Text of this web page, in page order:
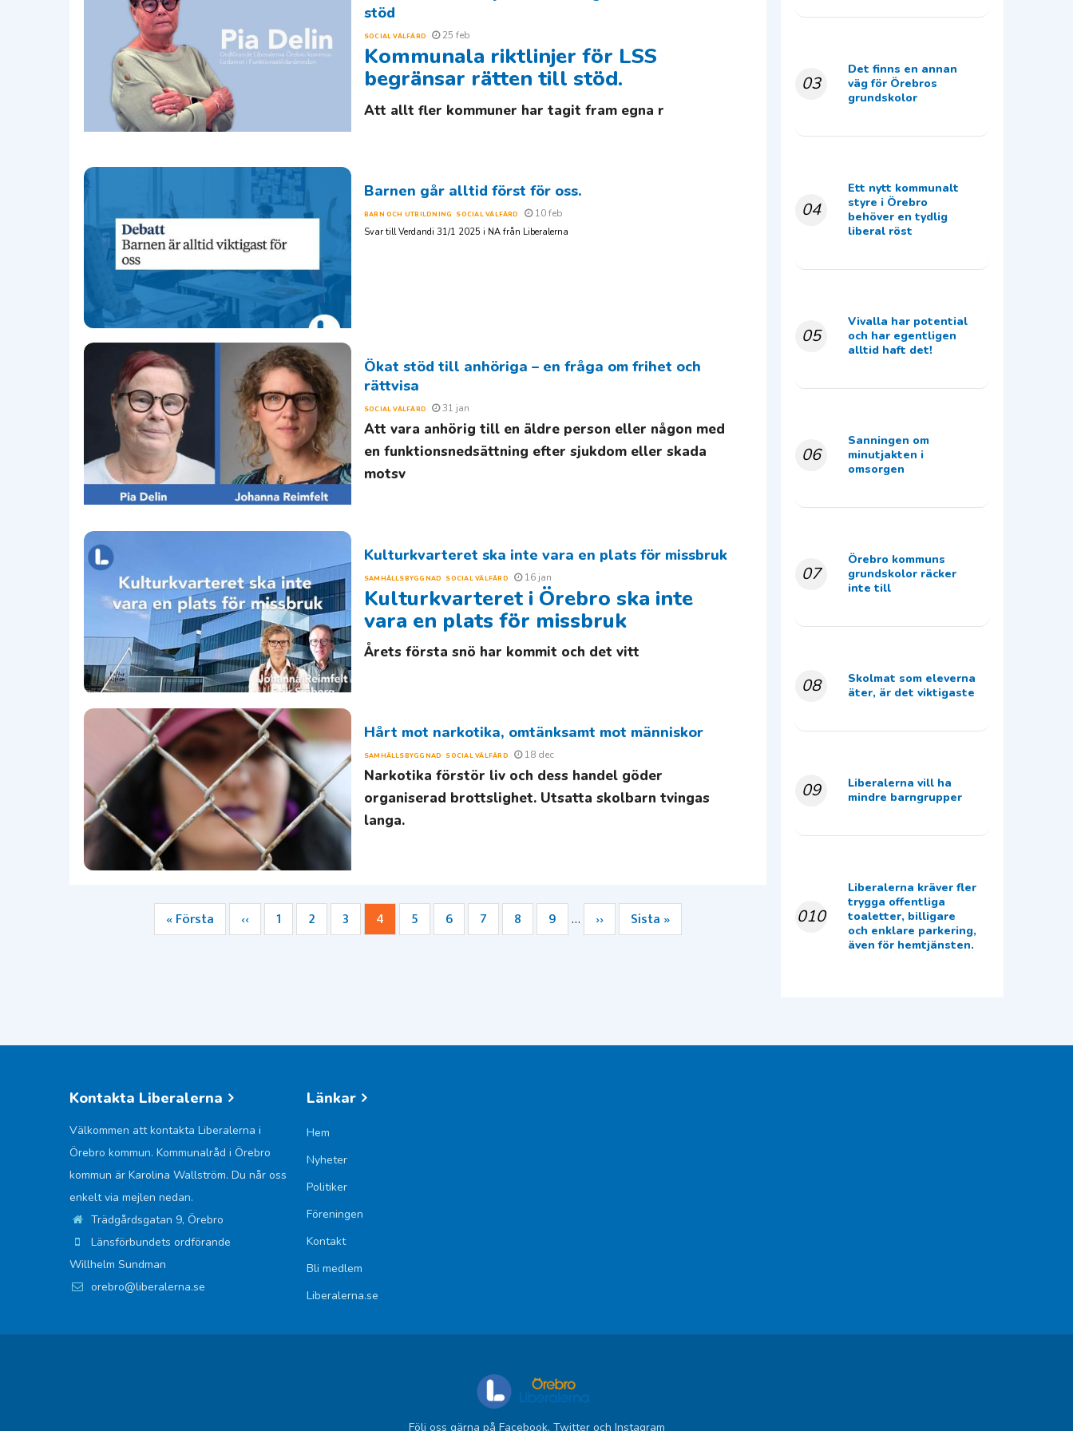
stöd
SOCIAL VÄLFÄRD 25 feb
Kommunala riktlinjer för LSS
begränsar rätten till stöd.
Att allt fler kommuner har tagit fram egna r
Barnen går alltid först för oss.
BARN OCH UTBILDNING SOCIAL VÄLFÄRD 10 feb
Svar till Verdandi 31/1 2025 i NA från Liberalerna
Ökat stöd till anhöriga – en fråga om frihet och
rättvisa
SOCIAL VÄLFÄRD 31 jan
Att vara anhörig till en äldre person eller någon med
en funktionsnedsättning efter sjukdom eller skada
motsv
Kulturkvarteret ska inte vara en plats för missbruk
SAMHÄLLSBYGGNAD SOCIAL VÄLFÄRD 16 jan
Kulturkvarteret i Örebro ska inte
vara en plats för missbruk
Årets första snö har kommit och det vitt
Hårt mot narkotika, omtänksamt mot människor
SAMHÄLLSBYGGNAD SOCIAL VÄLFÄRD 18 dec
Narkotika förstör liv och dess handel göder
organiserad brottslighet. Utsatta skolbarn tvingas
langa.
Första
sidan
« Första
Föregående
sida
‹‹ Sida
1 Sida
2 Sida
3
Nuvarande
sida
4 Sida
5 Sida
6 Sida
7 Sida
8 Sida
9 …
Nästa
sida
››
Sista
sidan
Sista »
03
Det finns en annan
väg för Örebros
grundskolor
04
Ett nytt kommunalt
styre i Örebro
behöver en tydlig
liberal röst
05
Vivalla har potential
och har egentligen
alltid haft det!
06
Sanningen om
minutjakten i
omsorgen
07
Örebro kommuns
grundskolor räcker
inte till
08
Skolmat som eleverna
äter, är det viktigaste
09
Liberalerna vill ha
mindre barngrupper
010
Liberalerna kräver fler
trygga offentliga
toaletter, billigare
och enklare parkering,
även för hemtjänsten.
Kontakta Liberalerna
Välkommen att kontakta Liberalerna i
Örebro kommun. Kommunalråd i Örebro
kommun är Karolina Wallström. Du når oss
enkelt via mejlen nedan.
Trädgårdsgatan 9, Örebro
Länsförbundets ordförande
Willhelm Sundman
orebro@liberalerna.se
Länkar
Hem
Nyheter
Politiker
Föreningen
Kontakt
Bli medlem
Liberalerna.se
Följ oss gärna på Facebook, Twitter och Instagram